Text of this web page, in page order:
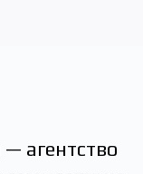
агентство